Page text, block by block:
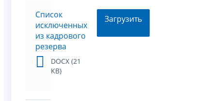
Список
исключенных
из кадрового
резерва
DOCX (21
KB)
Загрузить